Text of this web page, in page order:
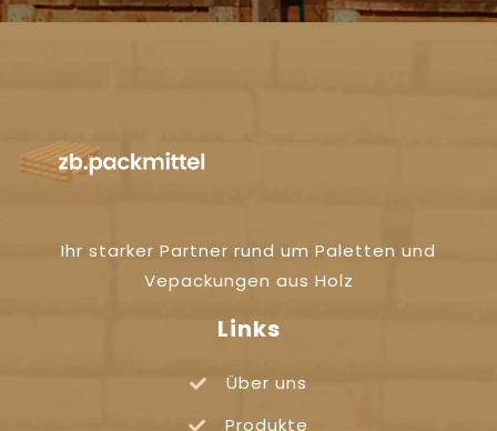
Ihr starker Partner rund um Paletten und
Vepackungen aus Holz
Links
Über uns
Produkte